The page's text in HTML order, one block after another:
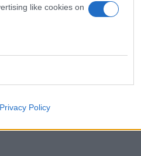
like cookies on
Privacy Policy